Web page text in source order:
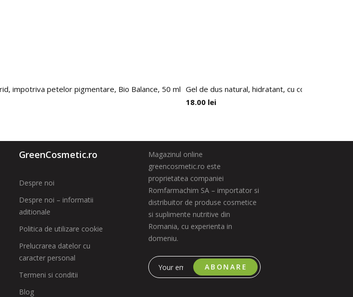
impotriva petelor pigmentare, Bio Balance, 50 ml Gel de dus natural, hidratant, cu cocos, Faith in
18.00 lei
GreenCosmetic.ro
Despre noi
Despre noi – informatii
aditionale
Politica de utilizare cookie
Prelucrarea datelor cu
caracter personal
Termeni si conditii
Blog
Magazinul online
greencosmetic.ro este
proprietatea companiei
Romfarmachim SA – importator si
distribuitor de produse cosmetice
si suplimente nutritive din
Romania, cu experienta in
domeniu.
ABONARE